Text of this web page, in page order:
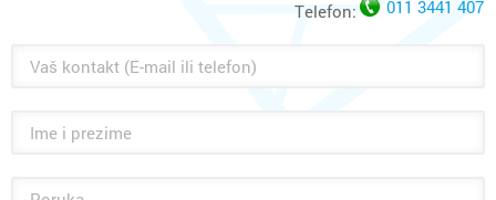
Telefon: 011 3441 407